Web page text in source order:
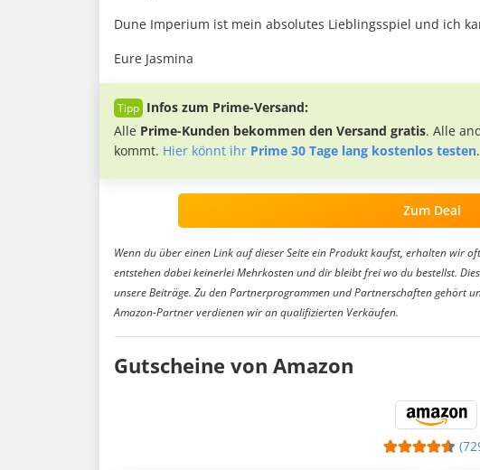
Dune Imperium ist mein absolutes Lieblingsspiel und ich
Eure Jasmina
Infos zum Prime-Versand:
Alle Prime-Kunden bekommen den Versand gratis. Alle
kommt. Hier könnt ihr Prime 30 Tage lang kostenlos testen.
Zum Deal
Wenn du über einen Link auf dieser Seite ein Produkt kaufst, erhalten wir
entstehen dabei keinerlei Mehrkosten und dir bleibt frei wo du bestellst.
unsere Beiträge. Zu den Partnerprogrammen und Partnerschaften gehört
Amazon-Partner verdienen wir an qualifizierten Verkäufen.
Gutscheine von Amazon